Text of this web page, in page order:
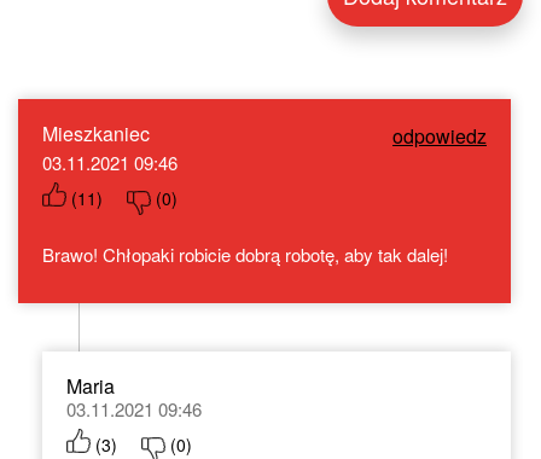
Mieszkaniec odpowiedz
03.11.2021 09:46
(11) (0)
Brawo! Chłopaki robicie dobrą robotę, aby tak dalej!
Maria
03.11.2021 09:46
(3) (0)